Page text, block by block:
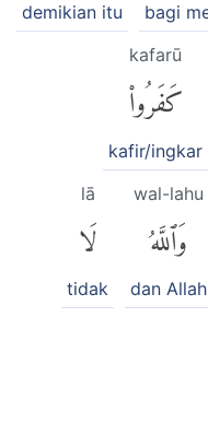
bagi
demikian itu
kafarū
كَفَرُوا۟
kafir/ingkar
wal-lahu
وَٱللَّهُ
dan Allah
lā
لَا
tidak